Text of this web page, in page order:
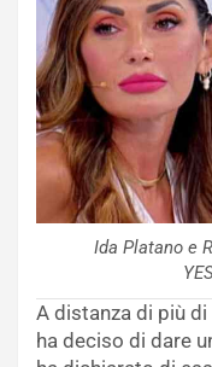
Ida Platano e
A distanza di più
ha deciso di dare